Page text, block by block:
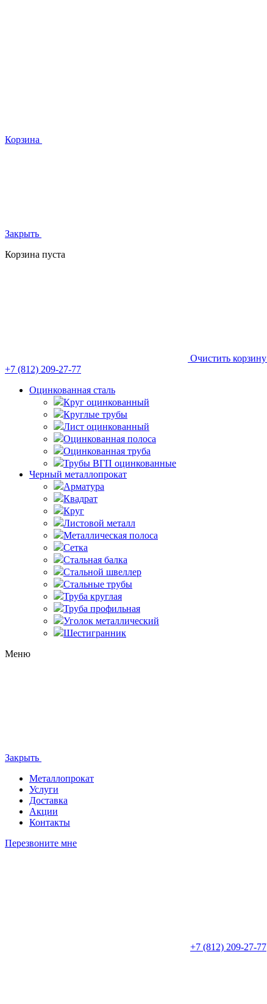
Корзина
Закрыть
Корзина пуста
Очистить корзину
+7 (812) 209-27-77
Оцинкованная сталь
Круг оцинкованный
Круглые трубы
Лист оцинкованный
Оцинкованная полоса
Оцинкованная труба
Трубы ВГП оцинкованные
Черный металлопрокат
Арматура
Квадрат
Круг
Листовой металл
Металлическая полоса
Сетка
Стальная балка
Стальной швеллер
Стальные трубы
Труба круглая
Труба профильная
Уголок металлический
Шестигранник
Меню
Закрыть
Металлопрокат
Услуги
Доставка
Акции
Контакты
Перезвоните мне
+7 (812) 209-27-77